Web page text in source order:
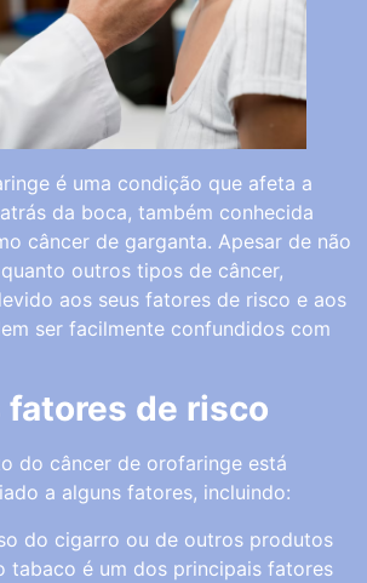
é uma condição que afeta a
da boca, também conhecida
câncer de garganta. Apesar de não
outros tipos de câncer,
aos seus fatores de risco e aos
ser facilmente confundidos com
fatores de risco
do câncer de orofaringe está
a alguns fatores, incluindo:
do cigarro ou de outros produtos
tabaco é um dos principais fatores